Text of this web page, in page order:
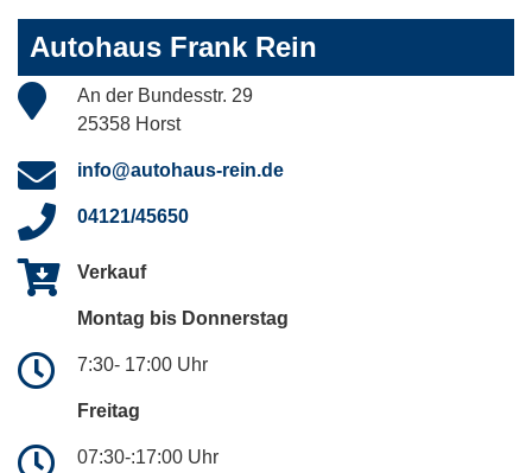
Autohaus Frank Rein
An der Bundesstr. 29
25358 Horst
info@autohaus-rein.de
04121/45650
Verkauf
Montag bis Donnerstag
7:30- 17:00 Uhr
Freitag
07:30-:17:00 Uhr